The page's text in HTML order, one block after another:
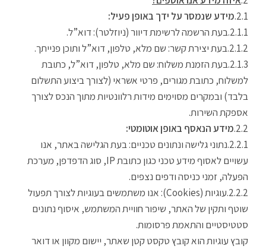
מידע שנמסר על ידך באופן פעיל:
בעת הרשמה לרשימת דיוור (ניוזלטר): דוא”ל.
בעת יצירת קשר: שם מלא, טלפון, דוא”ל ותוכן פנייתך.
בעת הזמנת משלוח: שם מלא, טלפון, דוא”ל, כתובת
למשלוח, כתובת מגורים, פרטי אשראי (לצורך ביצוע התשלום
בלבד) ובמקרים מסוימים מידות רלוונטיות מתוך הנכס לצורך
אספקת השירות.
מידע הנאסף באופן אוטומטי:
נתוני גלישה ונתונים טכניים: בעת הגלישה באתר, אנו
עשויים לאסוף מידע טכני כגון כתובת IP, סוג הדפדפן, מערכת
הפעלה, זמני כניסה ודפים נצפים.
עוגיות (Cookies): אנו משתמשים בעוגיות לצורך תפעול
שוטף ותקין של האתר, שיפור חוויית המשתמש, איסוף נתונים
סטטיסטיים והתאמת פרסומות.
קובץ עוגיות הוא קובץ טקסט קטן שאתר, יישום מקוון או דואר